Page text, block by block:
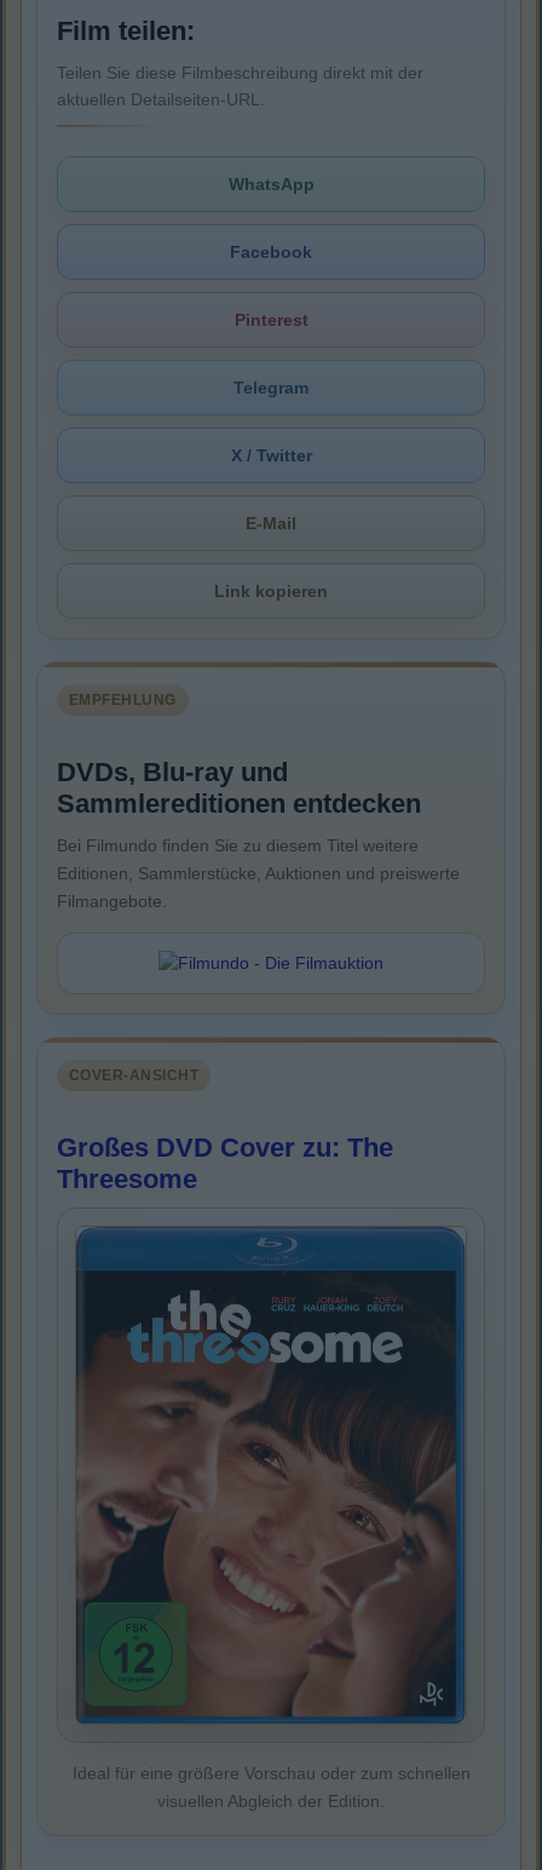
Film teilen:
Teilen Sie diese Filmbeschreibung direkt mit der
aktuellen Detailseiten-URL.
WhatsApp
Facebook
Pinterest
Telegram
X / Twitter
E-Mail
Link kopieren
EMPFEHLUNG
DVDs, Blu-ray und
Sammlereditionen entdecken
Bei Filmundo finden Sie zu diesem Titel weitere
Editionen, Sammlerstücke, Auktionen und preiswerte
Filmangebote.
COVER-ANSICHT
Großes DVD Cover zu: The
Threesome
Ideal für eine größere Vorschau oder zum schnellen
visuellen Abgleich der Edition.